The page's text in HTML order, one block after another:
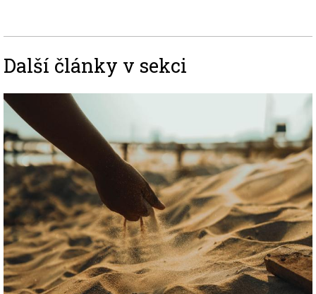
Další články v sekci
Image